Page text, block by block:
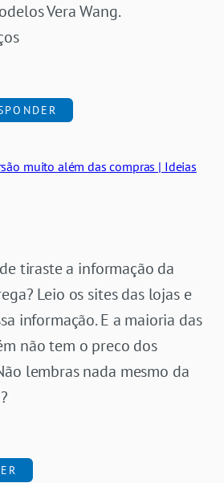
Vera Wang.
muito além das compras | Ideias
tiraste a informação da
Leio os sites das lojas e
informação. E a maioria das
não tem o preco dos
lembras nada mesmo da